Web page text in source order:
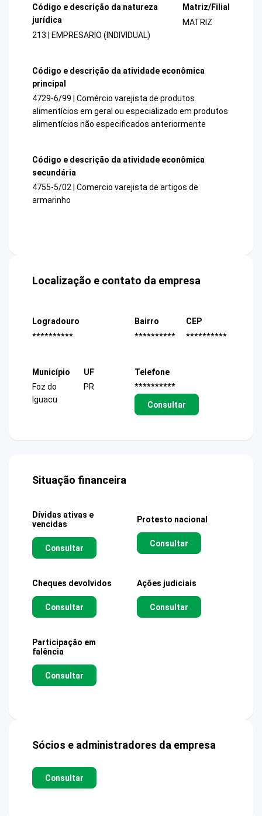
Código e descrição da natureza
jurídica
213 | EMPRESARIO (INDIVIDUAL)
Matriz/Filial
MATRIZ
Código e descrição da atividade econômica
principal
4729-6/99 | Comércio varejista de produtos
alimentícios em geral ou especializado em produtos
alimentícios não especificados anteriormente
Código e descrição da atividade econômica
secundária
4755-5/02 | Comercio varejista de artigos de
armarinho
Localização e contato da empresa
Logradouro
**********
Bairro
**********
CEP
**********
Município
Foz do
Iguacu
UF
PR
Telefone
**********
Consultar
Situação financeira
Dívidas ativas e
vencidas
Consultar
Protesto nacional
Consultar
Cheques devolvidos
Consultar
Ações judiciais
Consultar
Participação em
falência
Consultar
Sócios e administradores da empresa
Consultar